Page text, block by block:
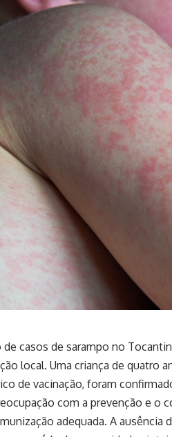
casos de sarampo no
local. Uma criança de quatro
de vacinação, foram
com a prevenção e o
adequada. A